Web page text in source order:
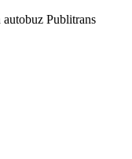
Publitrans